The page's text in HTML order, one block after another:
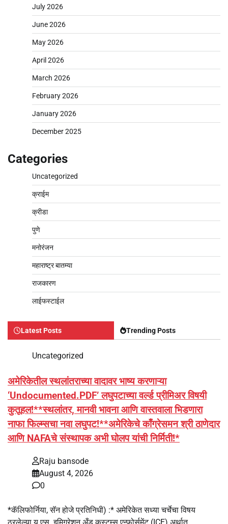
July 2026
June 2026
May 2026
April 2026
March 2026
February 2026
January 2026
December 2025
Categories
Uncategorized
क्राईम
क्रीडा
पुणे
मनोरंजन
महाराष्ट्र बातम्या
राजकारण
लाईफस्टाईल
Latest Posts Trending Posts
Uncategorized
अमेरिकेतील स्थलांतराच्या वादावर भाष्य करणाऱ्या
‘Undocumented.PDF’ लघुपटाच्या वर्ल्ड प्रीमिअर विषयी
कुतूहल!**स्थलांतर, मानवी भावना आणि वास्तवाला भिडणारा
नाफा फिल्म्सचा नवा लघुपट!**अमेरिकेचे काँग्रेसमन श्री ठाणेदार
आणि NAFAचे संस्थापक अभी घोलप यांची निर्मिती!*
Raju bansode
August 4, 2026
0
*कॅलिफोर्निया, सॅन होजे प्रतिनिधी) :* अमेरिकेत सध्या चर्चेचा विषय